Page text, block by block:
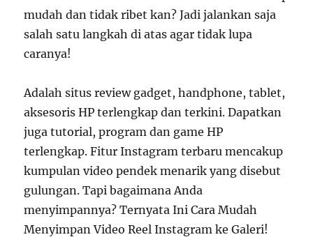
mudah dan tidak ribet kan? Jadi jalankan saja
salah satu langkah di atas agar tidak lupa
caranya!
Adalah situs review gadget, handphone, tablet,
aksesoris HP terlengkap dan terkini. Dapatkan
juga tutorial, program dan game HP
terlengkap. Fitur Instagram terbaru mencakup
kumpulan video pendek menarik yang disebut
gulungan. Tapi bagaimana Anda
menyimpannya? Ternyata Ini Cara Mudah
Menyimpan Video Reel Instagram ke Galeri!